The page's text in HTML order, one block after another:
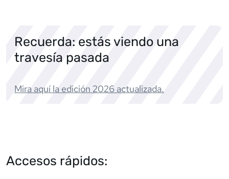
Recuerda: estás viendo una
travesía pasada
Mira aquí la edición 2026 actualizada.
Accesos rápidos: